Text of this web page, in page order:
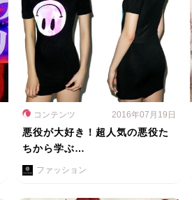
コンテンツ 2016年07月19日
悪役が大好き！超人気の悪役た
ちから学ぶ…
ファッション